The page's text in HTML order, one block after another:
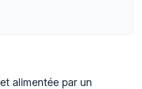
et alimentée par un